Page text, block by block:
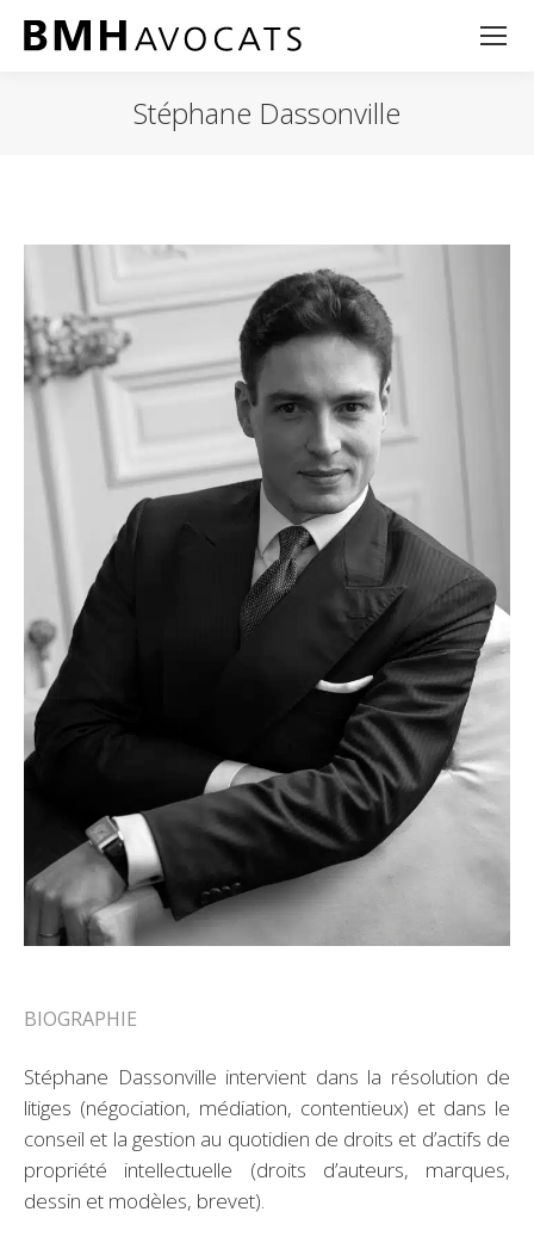
Stéphane Dassonville
BIOGRAPHIE
Stéphane Dassonville intervient dans la résolution de
litiges (négociation, médiation, contentieux) et dans le
conseil et la gestion au quotidien de droits et d’actifs de
propriété intellectuelle (droits d’auteurs, marques,
dessin et modèles, brevet).